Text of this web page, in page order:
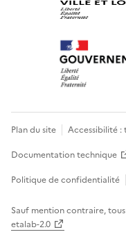
Plan du site Accessibilité
Documentation technique
Politique de confidentialité
Sauf mention contraire,
etalab-2.0